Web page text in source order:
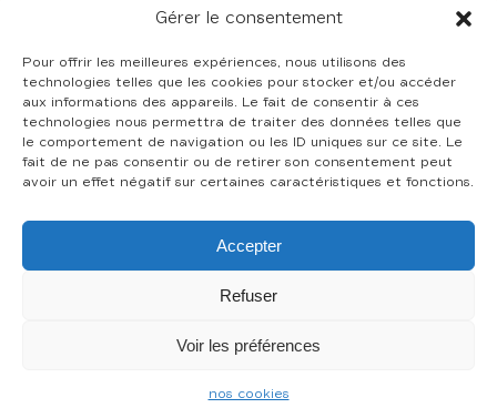
Gérer le consentement
Pour offrir les meilleures expériences, nous utilisons des
technologies telles que les cookies pour stocker et/ou accéder
aux informations des appareils. Le fait de consentir à ces
technologies nous permettra de traiter des données telles que
le comportement de navigation ou les ID uniques sur ce site. Le
fait de ne pas consentir ou de retirer son consentement peut
avoir un effet négatif sur certaines caractéristiques et fonctions.
Accepter
Refuser
Voir les préférences
nos cookies
cookies